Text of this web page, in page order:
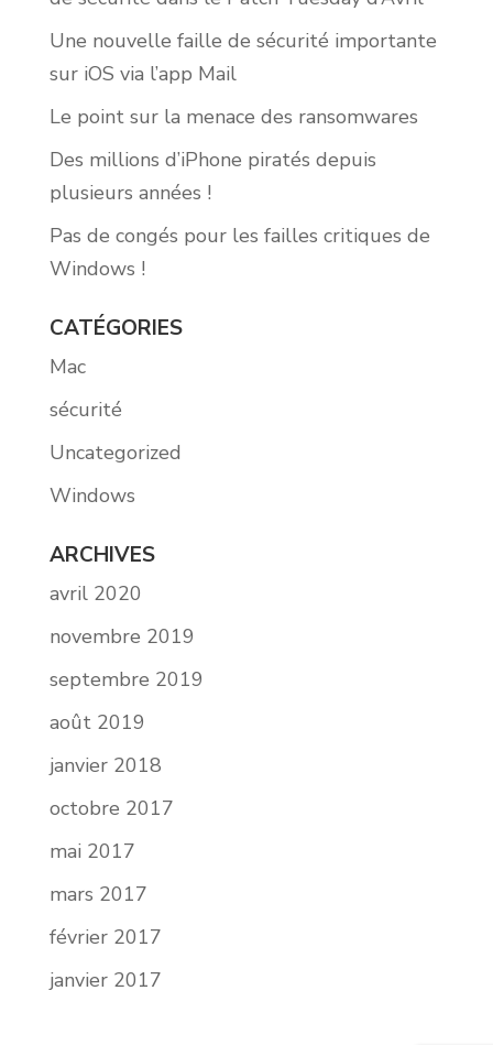
Une nouvelle faille de sécurité importante
sur iOS via l’app Mail
Le point sur la menace des ransomwares
Des millions d’iPhone piratés depuis
plusieurs années !
Pas de congés pour les failles critiques de
Windows !
CATÉGORIES
Mac
sécurité
Uncategorized
Windows
ARCHIVES
avril 2020
novembre 2019
septembre 2019
août 2019
janvier 2018
octobre 2017
mai 2017
mars 2017
février 2017
janvier 2017